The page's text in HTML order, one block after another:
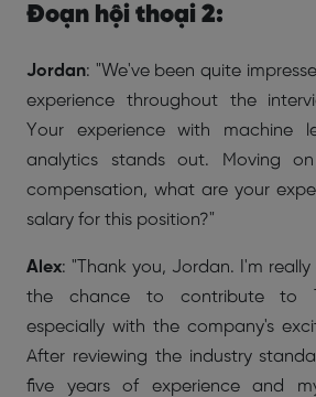
Đoạn hội thoại 2:
Jordan: "We've been quite
experience throughout the
Your experience with machine
analytics stands out.
Moving
compensation, what are your
salary for this position?"
Alex: "Thank you, Jordan. I'm
the chance to contribute to
especially with the company's
After reviewing the industry
five years of experience and